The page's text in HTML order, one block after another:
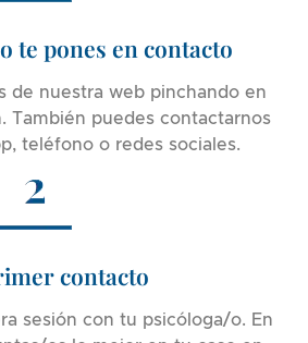
te pones en contacto
de nuestra web pinchando en
También puedes contactarnos
teléfono o redes sociales.
contacto
sesión con tu psicóloga/o. En